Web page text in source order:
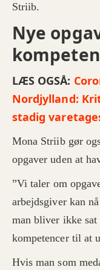
Striib.
Nye
LÆS OGSÅ:
Nordjylland:
stadig
Mona Striib gør
opgaver uden at
”Vi taler om
arbejdsgiver kan
man bliver ikke
kompetencer til at
Hvis man som